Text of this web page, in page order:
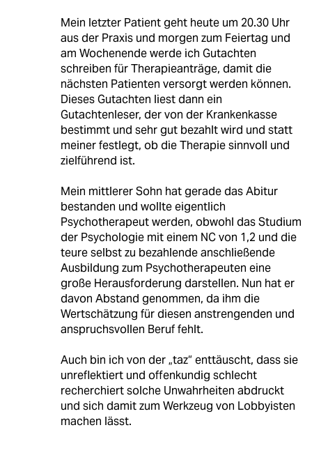
Mein letzter Patient geht heute um 20.30 Uhr
aus der Praxis und morgen zum Feiertag und
am Wochenende werde ich Gutachten
schreiben für Therapieanträge, damit die
nächsten Patienten versorgt werden können.
Dieses Gutachten liest dann ein
Gutachtenleser, der von der Krankenkasse
bestimmt und sehr gut bezahlt wird und statt
meiner festlegt, ob die Therapie sinnvoll und
zielführend ist.
Mein mittlerer Sohn hat gerade das Abitur
bestanden und wollte eigentlich
Psychotherapeut werden, obwohl das Studium
der Psychologie mit einem NC von 1,2 und die
teure selbst zu bezahlende anschließende
Ausbildung zum Psychotherapeuten eine
große Herausforderung darstellen. Nun hat er
davon Abstand genommen, da ihm die
Wertschätzung für diesen anstrengenden und
anspruchsvollen Beruf fehlt.
Auch bin ich von der „taz“ enttäuscht, dass sie
unreflektiert und offenkundig schlecht
recherchiert solche Unwahrheiten abdruckt
und sich damit zum Werkzeug von Lobbyisten
machen lässt.